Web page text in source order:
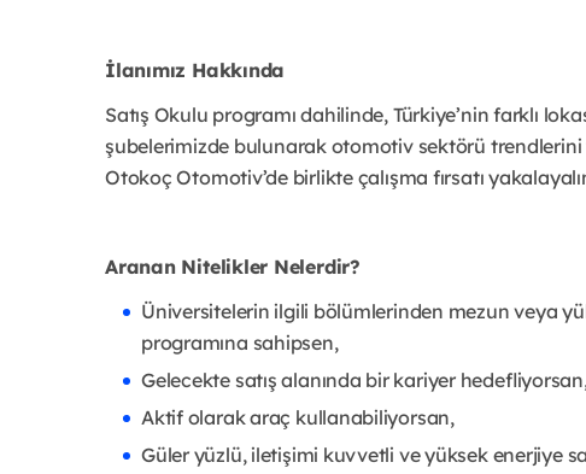
İlanımız Hakkında
Satış Okulu programı dahilinde, Türkiye’nin farklı
şubelerimizde bulunarak otomotiv sektörü trendlerini
Otokoç Otomotiv’de birlikte çalışma fırsatı
Aranan Nitelikler Nelerdir?
Üniversitelerin ilgili bölümlerinden mezun veya
programına sahipsen,
Gelecekte satış alanında bir kariyer
Aktif olarak araç kullanabiliyorsan,
Güler yüzlü, iletişimi kuvvetli ve yüksek enerjiye